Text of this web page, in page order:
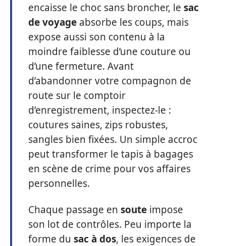
encaisse le choc sans broncher, le sac
de voyage absorbe les coups, mais
expose aussi son contenu à la
moindre faiblesse d’une couture ou
d’une fermeture. Avant
d’abandonner votre compagnon de
route sur le comptoir
d’enregistrement, inspectez-le :
coutures saines, zips robustes,
sangles bien fixées. Un simple accroc
peut transformer le tapis à bagages
en scène de crime pour vos affaires
personnelles.
Chaque passage en soute impose
son lot de contrôles. Peu importe la
forme du sac à dos, les exigences de